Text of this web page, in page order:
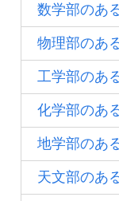
数学部のあ
物理部のあ
工学部のあ
化学部のあ
地学部のあ
天文部のあ